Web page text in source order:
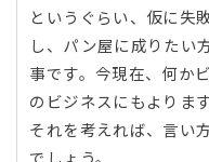
というぐらい、仮に失
し、パン屋に成りたい
事です。今現在、何か
のビジネスにもよりま
それを考えれば、言い
でしょう。